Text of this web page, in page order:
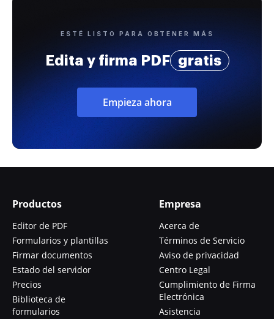
ESTÉ LISTO PARA OBTENER MÁS
Edita y firma PDF gratis
Empieza ahora
Productos
Editor de PDF
Formularios y plantillas
Firmar documentos
Estado del servidor
Precios
Biblioteca de
formularios
Empresa
Acerca de
Términos de Servicio
Aviso de privacidad
Centro Legal
Cumplimiento de Firma
Electrónica
Asistencia